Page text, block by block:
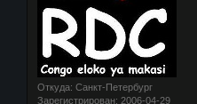
Откуда: Санкт-Петербург
Зарегистрирован: 2006-04-29